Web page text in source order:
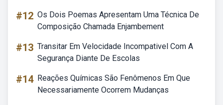
#12 Os Dois Poemas Apresentam Uma Técnica De
Composição Chamada Enjambement
#13 Transitar Em Velocidade Incompativel Com A
Segurança Diante De Escolas
#14 Reações Químicas São Fenômenos Em Que
Necessariamente Ocorrem Mudanças